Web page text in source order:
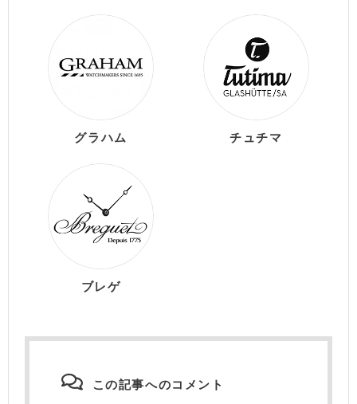
グラハム チュチマ
ブレゲ
この記事へのコメント